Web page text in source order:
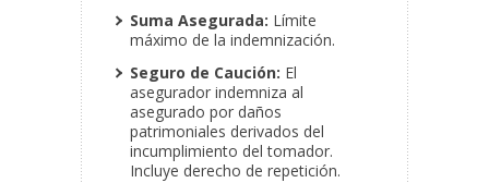
Suma Asegurada: Límite
máximo de la indemnización.
Seguro de Caución: El
asegurador indemniza al
asegurado por daños
patrimoniales derivados del
incumplimiento del tomador.
Incluye derecho de repetición.